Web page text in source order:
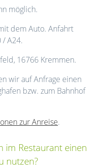
möglich.
dem Auto. Anfahrt
A24.
16766 Kremmen.
wir auf Anfrage einen
bzw. zum Bahnhof
zur Anreise.
im Restaurant einen
nutzen?